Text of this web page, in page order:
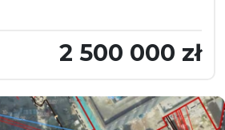
2 500 000 zł